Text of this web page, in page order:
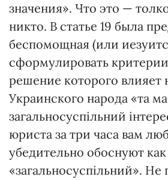
значения». Что это —
никто. В статье 19 была
беспомощная (или
сформулировать
решение которого влияет
Украинского народа «та
загальносуспільний
юриста за три часа вам
убедительно обоснуют как
«загальносуспільний». Не